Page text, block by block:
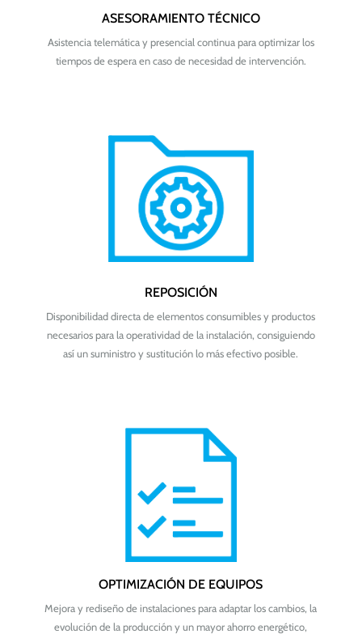
ASESORAMIENTO TÉCNICO
Asistencia telemática y presencial continua para optimizar los
tiempos de espera en caso de necesidad de intervención.
REPOSICIÓN
Disponibilidad directa de elementos consumibles y productos
necesarios para la operatividad de la instalación, consiguiendo
así un suministro y sustitución lo más efectivo posible.
OPTIMIZACIÓN DE EQUIPOS
Mejora y rediseño de instalaciones para adaptar los cambios, la
evolución de la producción y un mayor ahorro energético,